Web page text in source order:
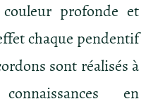
profonde et
chaque pendentif
sont réalisés à
en